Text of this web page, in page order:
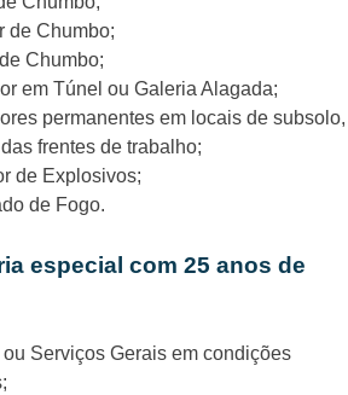
de Chumbo;
Chumbo;
em Túnel ou Galeria Alagada;
permanentes em locais de subsolo,
frentes de trabalho;
de Explosivos;
de Fogo.
especial com 25 anos de
Serviços Gerais em condições